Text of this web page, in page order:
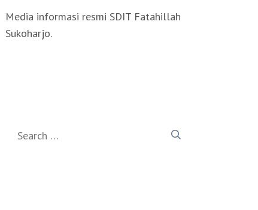
Media informasi resmi SDIT Fatahillah
Sukoharjo.